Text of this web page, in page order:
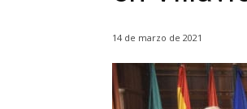
14 de marzo de 2021